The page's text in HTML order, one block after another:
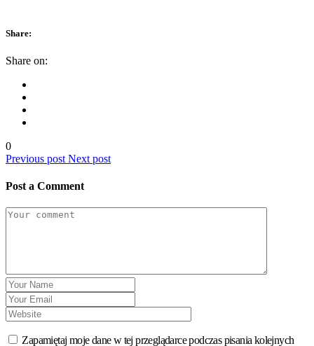
Share:
Share on:
0
Previous post Next post
Post a Comment
Zapamiętaj moje dane w tej przeglądarce podczas pisania kolejnych